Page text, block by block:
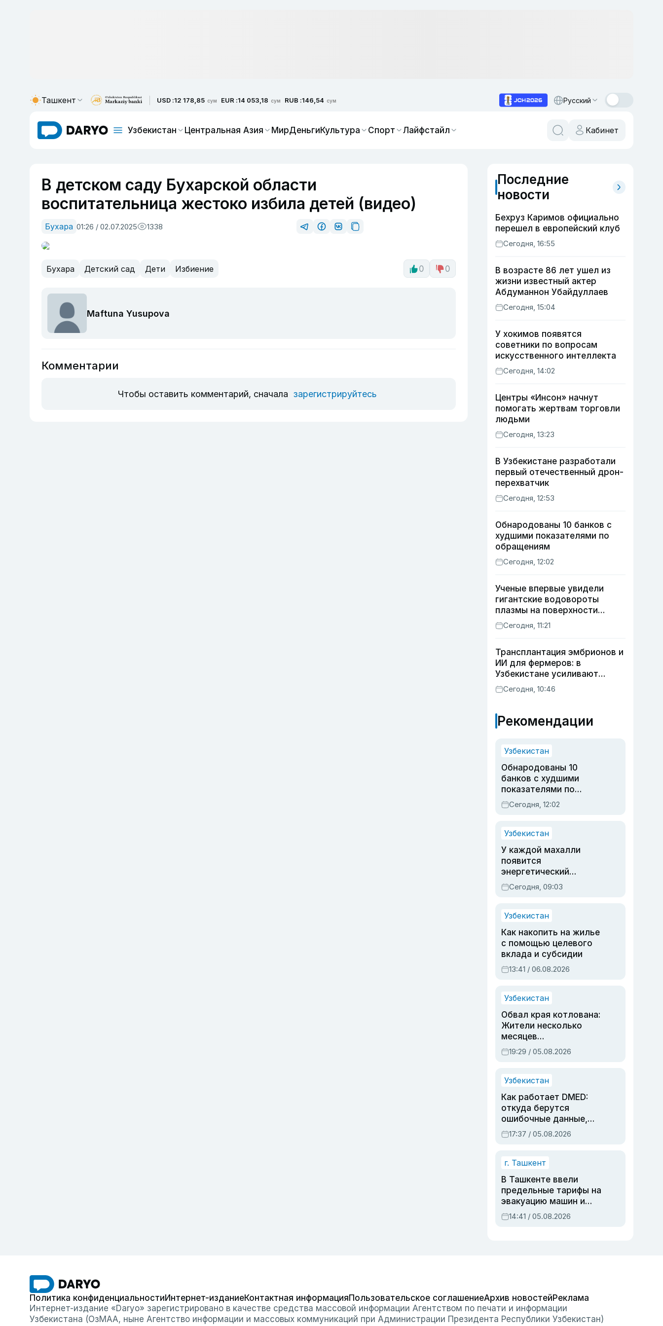
Ташкент USD :12 178,85 сум EUR :14 053,18 сум RUB :146,54 сум Русский
Узбекистан Центральная Азия МирДеньгиКультура Спорт Лайфстайл Кабинет
В детском саду Бухарской области
воспитательница жестоко избила детей (видео)
Бухара 01:26 / 02.07.2025 1338
Бухара Детский сад Дети Избиение 0 0
Maftuna Yusupova
Комментарии
Чтобы оставить комментарий, сначала зарегистрируйтесь
Последние
новости
Бехруз Каримов официально
перешел в европейский клуб
Сегодня, 16:55
В возрасте 86 лет ушел из
жизни известный актер
Абдуманнон Убайдуллаев
Сегодня, 15:04
У хокимов появятся
советники по вопросам
искусственного интеллекта
Сегодня, 14:02
Центры «Инсон» начнут
помогать жертвам торговли
людьми
Сегодня, 13:23
В Узбекистане разработали
первый отечественный дрон-
перехватчик
Сегодня, 12:53
Обнародованы 10 банков с
худшими показателями по
обращениям
Сегодня, 12:02
Ученые впервые увидели
гигантские водовороты
плазмы на поверхности
Солнца
Сегодня, 11:21
Трансплантация эмбрионов и
ИИ для фермеров: в
Узбекистане усиливают
развитие животноводства
Сегодня, 10:46
Рекомендации
Узбекистан
Обнародованы 10
банков с худшими
показателями по
обращениям
Сегодня, 12:02
Узбекистан
У каждой махалли
появится
энергетический
паспорт
Сегодня, 09:03
Узбекистан
Как накопить на жилье
с помощью целевого
вклада и субсидии
13:41 / 06.08.2026
Узбекистан
Обвал края котлована:
Жители несколько
месяцев
предупреждали об
опасности, но стройка
19:29 / 05.08.2026
Узбекистан
Как работает DMED:
откуда берутся
ошибочные данные,
дубли аккаунтов и
очереди по онлайн-
17:37 / 05.08.2026
г. Ташкент
В Ташкенте ввели
предельные тарифы на
эвакуацию машин и
штрафстоянки
14:41 / 05.08.2026
Политика конфиденциальностиИнтернет-изданиеКонтактная информацияПользовательское соглашениеАрхив новостейРеклама
Интернет-издание «Daryo» зарегистрировано в качестве средства массовой информации Агентством по печати и информации
Узбекистана (ОзМАА, ныне Агентство информации и массовых коммуникаций при Администрации Президента Республики Узбекистан)